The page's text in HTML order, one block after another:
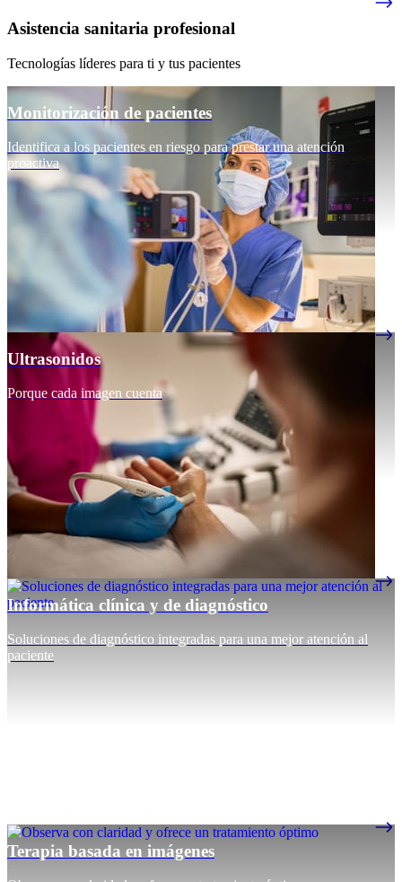
Asistencia sanitaria profesional
Tecnologías líderes para ti y tus pacientes
Monitorización de pacientes
Identifica a los pacientes en riesgo para prestar una atención
proactiva
Ultrasonidos
Porque cada imagen cuenta
Informática clínica y de diagnóstico
Soluciones de diagnóstico integradas para una mejor atención al
paciente
Terapia basada en imágenes